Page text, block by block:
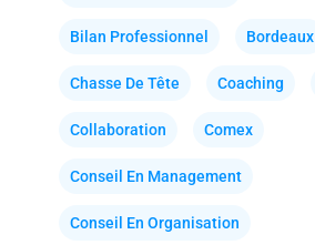
Bilan Professionnel Bordeaux
Chasse De Tête Coaching
Collaboration Comex
Conseil En Management
Conseil En Organisation